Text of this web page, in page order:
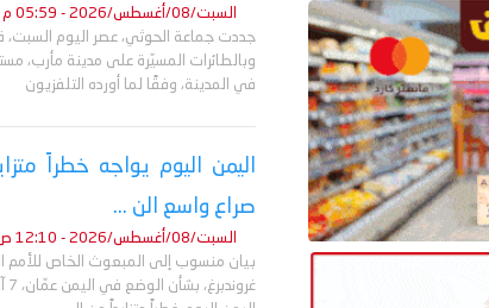
السبت/08/أغسطس/2026 - 05:59 م
جددت جماعة الحوثي، عصر اليوم
وبالطائرات المسيّرة على مدينة مأرب،
في المدينة، وفقًا لما أورده التلفزيون
اليمن اليوم يواجه خطراً
صراع واسع الن ...
السبت/08/أغسطس/2026 - 12:10 ص
بيان منسوب إلى المبعوث الخاص للأمم